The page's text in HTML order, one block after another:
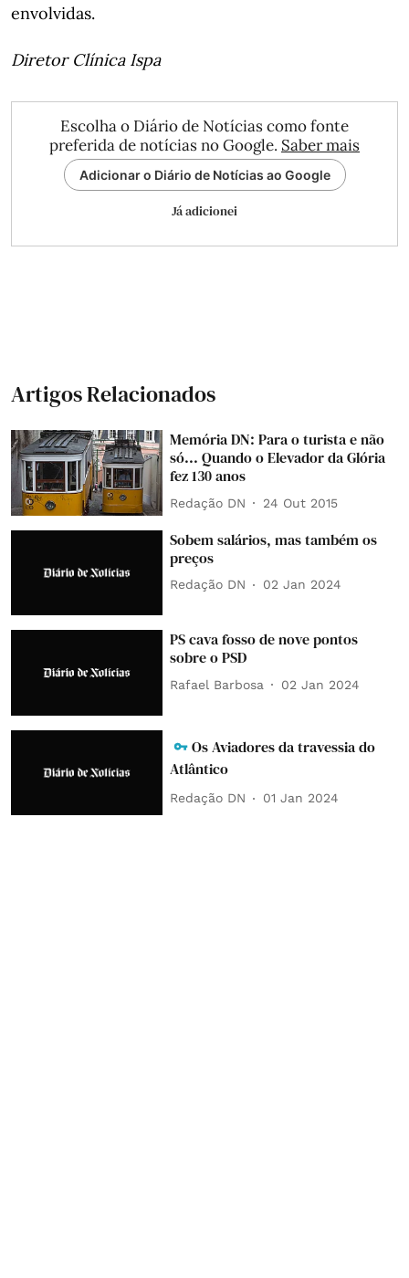
envolvidas.
Diretor Clínica Ispa
Escolha o Diário de Notícias como fonte
preferida de notícias no Google. Saber mais
Adicionar o Diário de Notícias ao Google
Já adicionei
Artigos Relacionados
Memória DN: Para o turista e não
só... Quando o Elevador da Glória
fez 130 anos
Redação DN 24 Out 2015
Sobem salários, mas também os
preços
Redação DN 02 Jan 2024
PS cava fosso de nove pontos
sobre o PSD
Rafael Barbosa 02 Jan 2024
Os Aviadores da travessia do
Atlântico
Redação DN 01 Jan 2024